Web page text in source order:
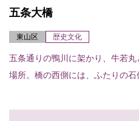
五条大橋
東山区 歴史文化
五条通りの鴨川に架かり、牛若
場所。橋の西側には、ふたりの石
建っている。